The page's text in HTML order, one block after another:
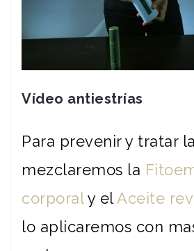
Vídeo antiestrías
Para prevenir y tratar
mezclaremos la
corporaly el Aceite
lo aplicaremos con